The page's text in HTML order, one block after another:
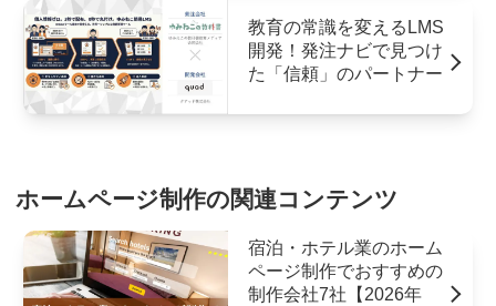
教育の常識を変えるLMS
開発！発注ナビで見つけ
た「信頼」のパートナー
ホームページ制作の関連コンテンツ
宿泊・ホテル業のホーム
ページ制作でおすすめの
制作会社7社【2026年